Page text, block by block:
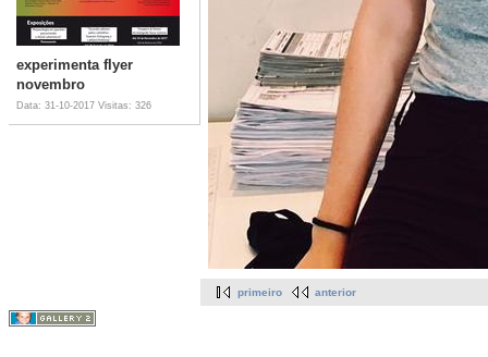
experimenta flyer
novembro
Data: 31-10-2017 Visitas: 326
primeiro anterior